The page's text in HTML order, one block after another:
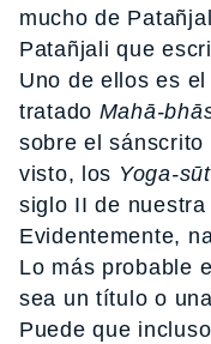
mucho de
Patañjali que
Uno de ellos es
tratado Mahā-
sobre el
visto, los Yoga-
siglo II de
Evidentemente,
Lo más probable
sea un título o
Puede que